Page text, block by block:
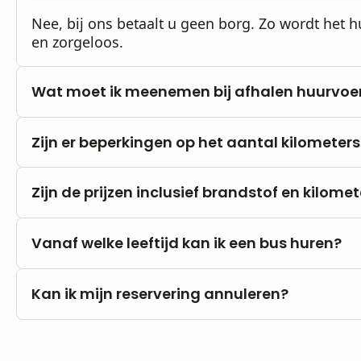
Nee, bij ons betaalt u geen borg. Zo wordt het
en zorgeloos.
Wat moet ik meenemen bij afhalen
Een geldig rijbewijs en een poststuk
Zijn er beperkingen op het aantal
Nee, u rijdt altijd met onbeperkte kilometers.
Zijn de prijzen inclusief brandstof en
Onze prijzen zijn altijd inclusief btw en
Vanaf welke leeftijd kan ik een bus huren?
U kunt al vanaf 18 jaar bij ons huren, mits u in
Kan ik mijn reservering annuleren?